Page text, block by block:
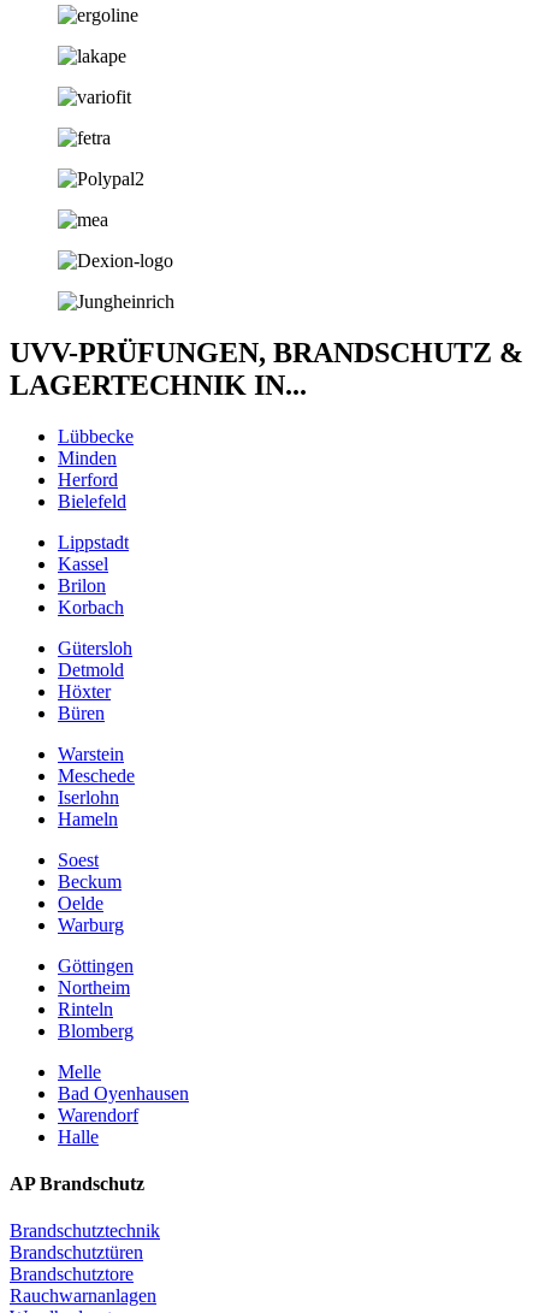
UVV-PRÜFUNGEN, BRANDSCHUTZ &
LAGERTECHNIK IN...
Lübbecke
Minden
Herford
Bielefeld
Lippstadt
Kassel
Brilon
Korbach
Gütersloh
Detmold
Höxter
Büren
Warstein
Meschede
Iserlohn
Hameln
Soest
Beckum
Oelde
Warburg
Göttingen
Northeim
Rinteln
Blomberg
Melle
Bad Oyenhausen
Warendorf
Halle
AP Brandschutz
Brandschutztechnik
Brandschutztüren
Brandschutztore
Rauchwarnanlagen